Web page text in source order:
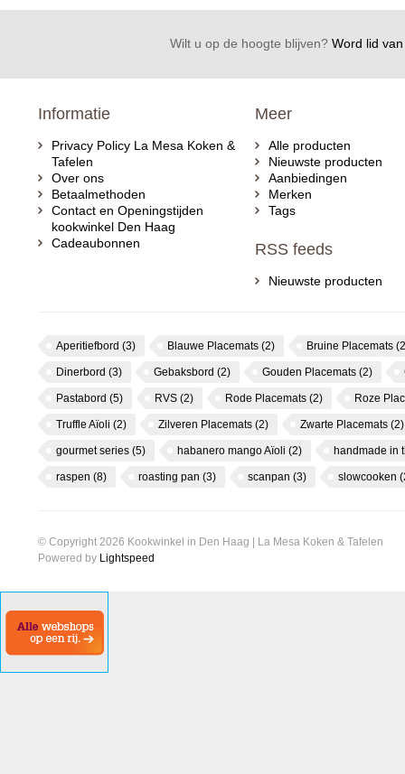
Wilt u op de hoogte blijven?Word lid van
Informatie
Privacy Policy La Mesa Koken &
Tafelen
Over ons
Betaalmethoden
Contact en Openingstijden
kookwinkel Den Haag
Cadeaubonnen
Meer
Alle producten
Nieuwste producten
Aanbiedingen
Merken
Tags
RSS feeds
Nieuwste producten
Aperitiefbord (3) Blauwe Placemats (2) Bruine Placemats
Dinerbord (3) Gebaksbord (2) Gouden Placemats (2)
Pastabord (5) RVS (2) Rode Placemats (2) Roze
Truffle Aïoli (2) Zilveren Placemats (2) Zwarte Placemats (2)
gourmet series (5) habanero mango Aïoli (2) handmade in
raspen (8) roasting pan (3) scanpan (3) slowcooken
© Copyright 2026 Kookwinkel in Den Haag | La Mesa Koken & Tafelen
Powered by Lightspeed